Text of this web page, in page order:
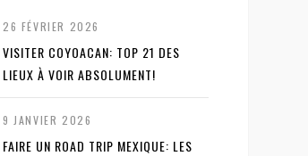
26 FÉVRIER 2026
VISITER COYOACAN: TOP 21 DES
LIEUX À VOIR ABSOLUMENT!
9 JANVIER 2026
FAIRE UN ROAD TRIP MEXIQUE: LES